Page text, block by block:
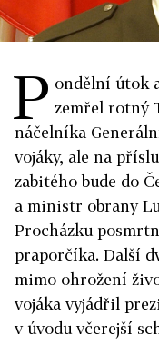
P ondělní útok
zemřel rotný
náčelníka
vojáky, ale na
zabitého bude do
a ministr obrany
Procházku
praporčíka. Další
mimo ohrožení
vojáka vyjádřil
v úvodu včerejší